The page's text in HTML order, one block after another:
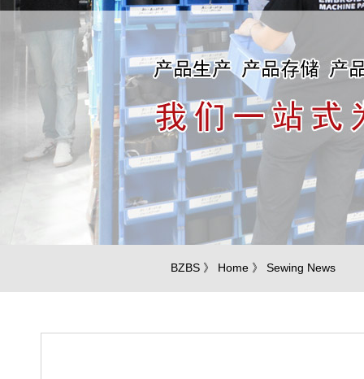
BZBS 》 Home 》 Sewing News